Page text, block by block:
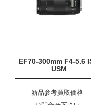
EF70-300mm F4-5.6
USM
新品参考買取価格